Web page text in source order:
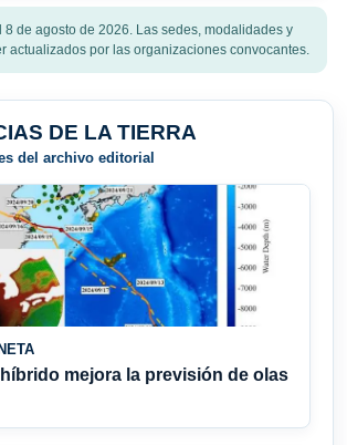
de agosto de 2026. Las sedes, modalidades y
actualizados por las organizaciones convocantes.
DE LA TIERRA
del archivo editorial
mejora la previsión de olas